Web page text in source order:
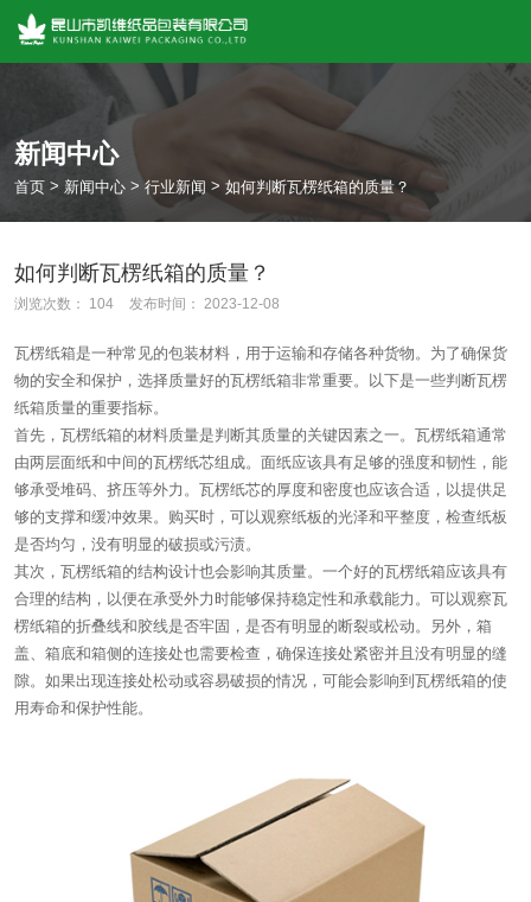
新闻中心
首页 > 新闻中心 >行业新闻 > 如何判断瓦楞纸箱的质量？
如何判断瓦楞纸箱的质量？
浏览次数： 104 发布时间： 2023-12-08
瓦楞纸箱是一种常见的包装材料，用于运输和存储各种货物。为了确保货
物的安全和保护，选择质量好的瓦楞纸箱非常重要。以下是一些判断瓦楞
纸箱质量的重要指标。
首先，瓦楞纸箱的材料质量是判断其质量的关键因素之一。瓦楞纸箱通常
由两层面纸和中间的瓦楞纸芯组成。面纸应该具有足够的强度和韧性，能
够承受堆码、挤压等外力。瓦楞纸芯的厚度和密度也应该合适，以提供足
够的支撑和缓冲效果。购买时，可以观察纸板的光泽和平整度，检查纸板
是否均匀，没有明显的破损或污渍。
其次，瓦楞纸箱的结构设计也会影响其质量。一个好的瓦楞纸箱应该具有
合理的结构，以便在承受外力时能够保持稳定性和承载能力。可以观察瓦
楞纸箱的折叠线和胶线是否牢固，是否有明显的断裂或松动。另外，箱
盖、箱底和箱侧的连接处也需要检查，确保连接处紧密并且没有明显的缝
隙。如果出现连接处松动或容易破损的情况，可能会影响到瓦楞纸箱的使
用寿命和保护性能。